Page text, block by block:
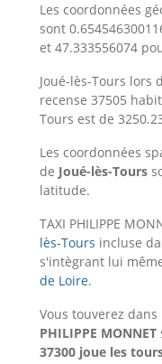
Les coordonnées
sont
et 47.333556074
Joué-lès-Tours lors
recense 37505
Tours est de
Les coordonnées
de Joué-lès-Tours
latitude.
TAXI PHILIPPE
lès-Tours incluse
s'intègrant lui
de Loire.
Vous touverez
PHILIPPE MONNET
37300 joue les